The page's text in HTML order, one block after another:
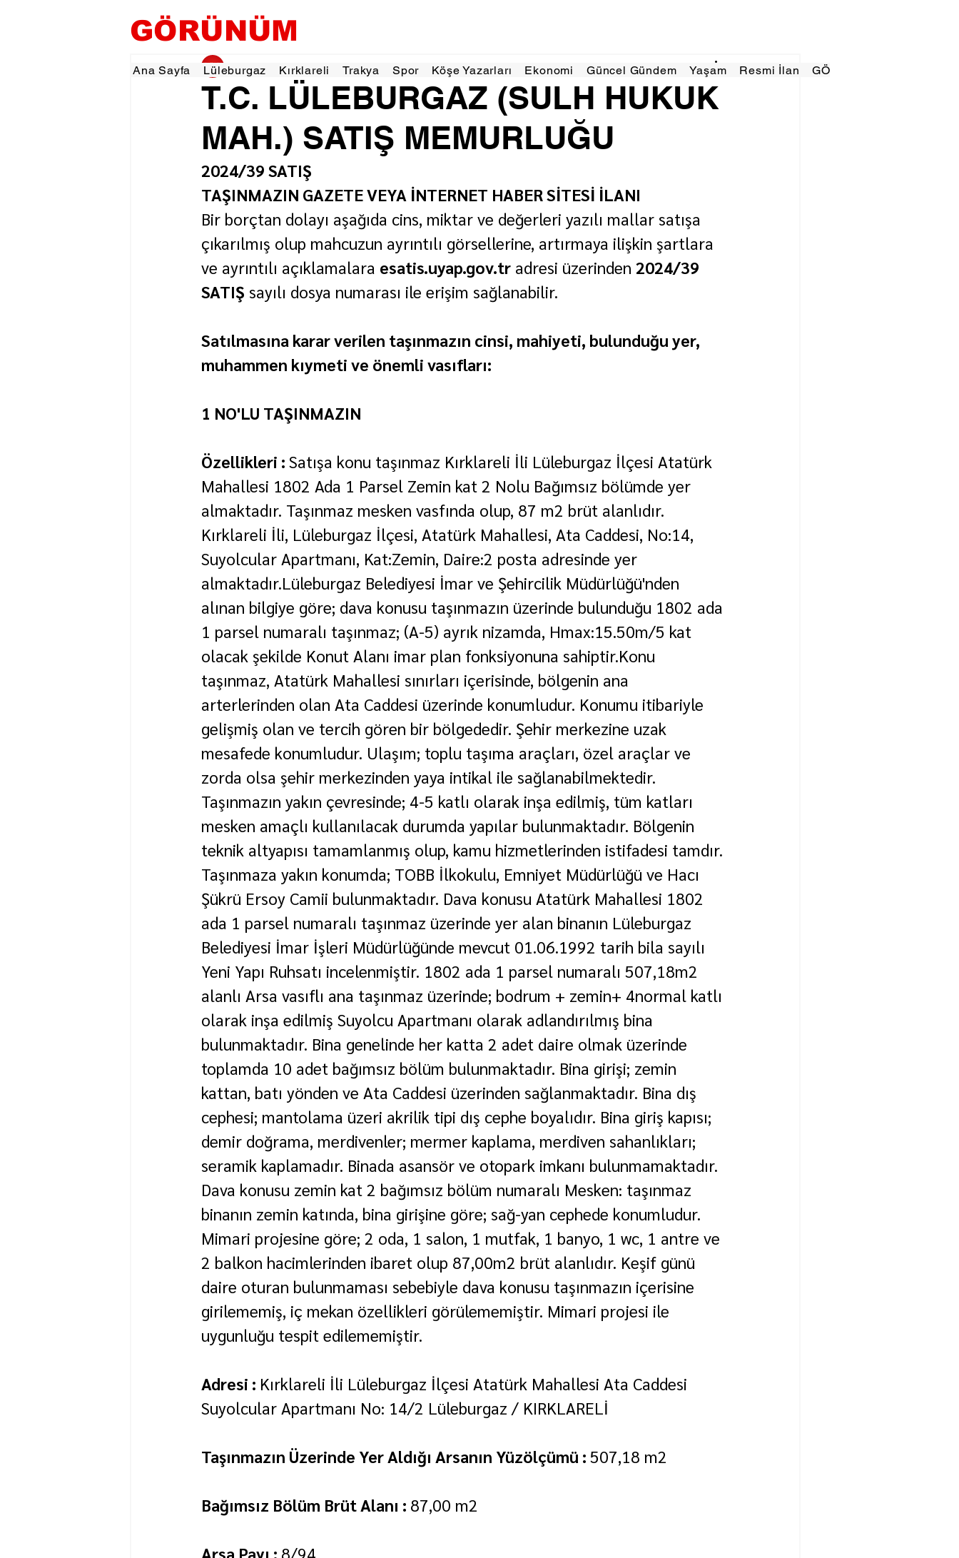
GÖRÜNÜM
Ana Sayfa Lüleburgaz Kırklareli Trakya Spor Köşe Yazarları Ekonomi Güncel Gündem Yaşam Resmi İlan GÖRÜNÜMTV
T.C. LÜLEBURGAZ (SULH HUKUK
MAH.) SATIŞ MEMURLUĞU
gorunumhaber 27 Haz 2025 2 dakikada okunur
2024/39 SATIŞ
TAŞINMAZIN GAZETE VEYA İNTERNET HABER SİTESİ İLANI
Bir borçtan dolayı aşağıda cins, miktar ve değerleri yazılı mallar satışa
çıkarılmış olup mahcuzun ayrıntılı görsellerine, artırmaya ilişkin şartlara
ve ayrıntılı açıklamalara esatis.uyap.gov.tr adresi üzerinden 2024/39
SATIŞ sayılı dosya numarası ile erişim sağlanabilir.
Satılmasına karar verilen taşınmazın cinsi, mahiyeti, bulunduğu yer,
muhammen kıymeti ve önemli vasıfları:
1 NO'LU TAŞINMAZIN
Özellikleri : Satışa konu taşınmaz Kırklareli İli Lüleburgaz İlçesi Atatürk
Mahallesi 1802 Ada 1 Parsel Zemin kat 2 Nolu Bağımsız bölümde yer
almaktadır. Taşınmaz mesken vasfında olup, 87 m2 brüt alanlıdır.
Kırklareli İli, Lüleburgaz İlçesi, Atatürk Mahallesi, Ata Caddesi, No:14,
Suyolcular Apartmanı, Kat:Zemin, Daire:2 posta adresinde yer
almaktadır.Lüleburgaz Belediyesi İmar ve Şehircilik Müdürlüğü'nden
alınan bilgiye göre; dava konusu taşınmazın üzerinde bulunduğu 1802 ada
1 parsel numaralı taşınmaz; (A-5) ayrık nizamda, Hmax:15.50m/5 kat
olacak şekilde Konut Alanı imar plan fonksiyonuna sahiptir.Konu
taşınmaz, Atatürk Mahallesi sınırları içerisinde, bölgenin ana
arterlerinden olan Ata Caddesi üzerinde konumludur. Konumu itibariyle
gelişmiş olan ve tercih gören bir bölgededir. Şehir merkezine uzak
mesafede konumludur. Ulaşım; toplu taşıma araçları, özel araçlar ve
zorda olsa şehir merkezinden yaya intikal ile sağlanabilmektedir.
Taşınmazın yakın çevresinde; 4-5 katlı olarak inşa edilmiş, tüm katları
mesken amaçlı kullanılacak durumda yapılar bulunmaktadır. Bölgenin
teknik altyapısı tamamlanmış olup, kamu hizmetlerinden istifadesi tamdır.
Taşınmaza yakın konumda; TOBB İlkokulu, Emniyet Müdürlüğü ve Hacı
Şükrü Ersoy Camii bulunmaktadır. Dava konusu Atatürk Mahallesi 1802
ada 1 parsel numaralı taşınmaz üzerinde yer alan binanın Lüleburgaz
Belediyesi İmar İşleri Müdürlüğünde mevcut 01.06.1992 tarih bila sayılı
Yeni Yapı Ruhsatı incelenmiştir. 1802 ada 1 parsel numaralı 507,18m2
alanlı Arsa vasıflı ana taşınmaz üzerinde; bodrum + zemin+ 4normal katlı
olarak inşa edilmiş Suyolcu Apartmanı olarak adlandırılmış bina
bulunmaktadır. Bina genelinde her katta 2 adet daire olmak üzerinde
toplamda 10 adet bağımsız bölüm bulunmaktadır. Bina girişi; zemin
kattan, batı yönden ve Ata Caddesi üzerinden sağlanmaktadır. Bina dış
cephesi; mantolama üzeri akrilik tipi dış cephe boyalıdır. Bina giriş kapısı;
demir doğrama, merdivenler; mermer kaplama, merdiven sahanlıkları;
seramik kaplamadır. Binada asansör ve otopark imkanı bulunmamaktadır.
Dava konusu zemin kat 2 bağımsız bölüm numaralı Mesken: taşınmaz
binanın zemin katında, bina girişine göre; sağ-yan cephede konumludur.
Mimari projesine göre; 2 oda, 1 salon, 1 mutfak, 1 banyo, 1 wc, 1 antre ve
2 balkon hacimlerinden ibaret olup 87,00m2 brüt alanlıdır. Keşif günü
daire oturan bulunmaması sebebiyle dava konusu taşınmazın içerisine
girilememiş, iç mekan özellikleri görülememiştir. Mimari projesi ile
uygunluğu tespit edilememiştir.
Adresi : Kırklareli İli Lüleburgaz İlçesi Atatürk Mahallesi Ata Caddesi
Suyolcular Apartmanı No: 14/2 Lüleburgaz / KIRKLARELİ
Taşınmazın Üzerinde Yer Aldığı Arsanın Yüzölçümü : 507,18 m2
Bağımsız Bölüm Brüt Alanı : 87,00 m2
Arsa Payı : 8/94